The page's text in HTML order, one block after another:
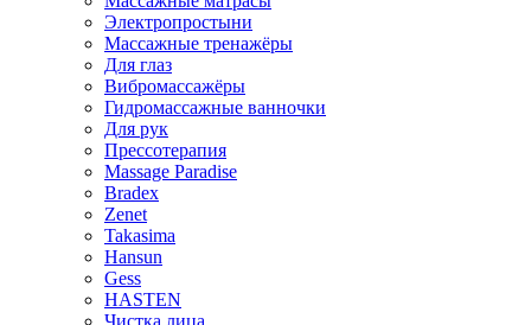
Электропростыни
Массажные тренажёры
Для глаз
Вибромассажёры
Гидромассажные ванночки
Для рук
Прессотерапия
Massage Paradise
Bradex
Zenet
Takasima
Hansun
Gess
HASTEN
Чистка лица